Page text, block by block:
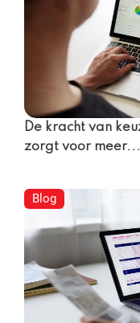
De kracht van
zorgt voor meer...
Blog